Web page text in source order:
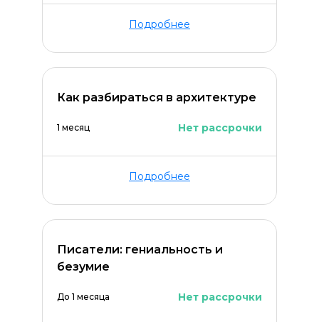
Подробнее
Как разбираться в архитектуре
1 месяц Нет рассрочки
Подробнее
Писатели: гениальность и
безумие
До 1 месяца Нет рассрочки